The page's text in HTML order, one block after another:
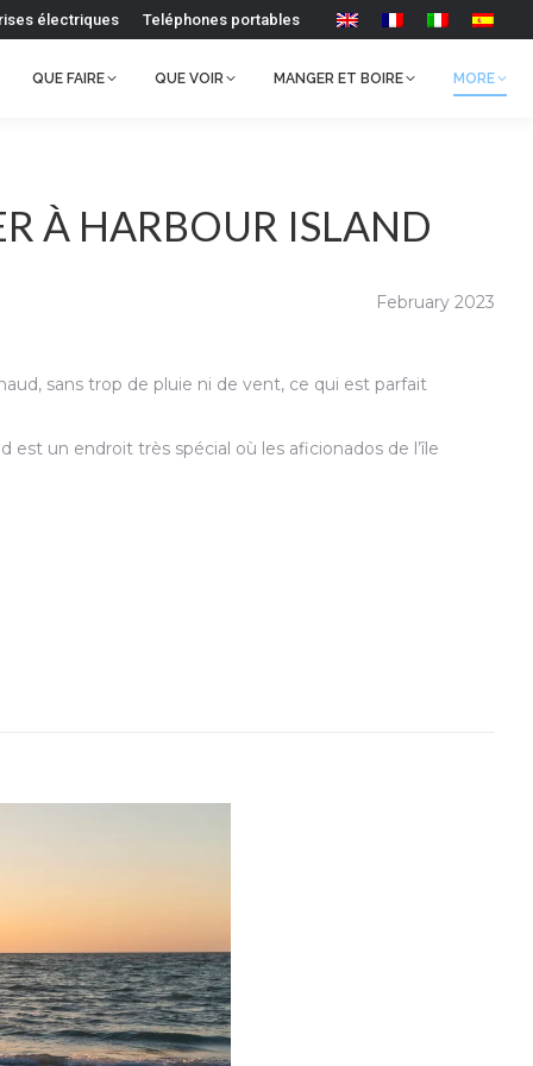
électriques Teléphones portables
QUE FAIRE QUE VOIR MANGER ET BOIRE MORE
À HARBOUR ISLAND
February 2023
sans trop de pluie ni de vent, ce qui est parfait
un endroit très spécial où les aficionados de l’île